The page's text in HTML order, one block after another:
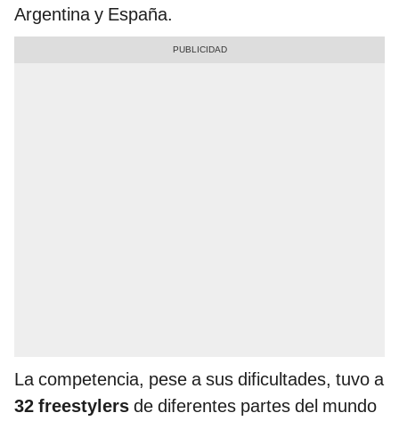
Argentina y España.
La competencia, pese a sus dificultades, tuvo a
32 freestylers de diferentes partes del mundo